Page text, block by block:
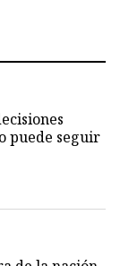
puede seguir